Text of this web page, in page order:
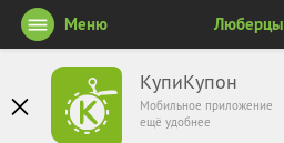
КупиКупон
Мобильное приложение
ещё удобнее
Меню Люберцы